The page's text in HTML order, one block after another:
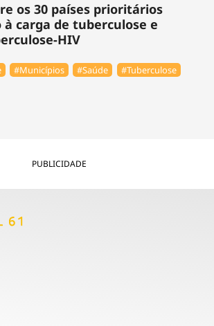
os 30 países prioritários
à carga de tuberculose e
HIV
#Municípios #Saúde
#Tuberculose
PUBLICIDADE